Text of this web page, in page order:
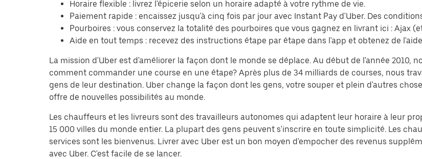
Horaire flexible : livrez l'épicerie selon un horaire adapté à votre rythme de vie.
Paiement rapide : encaissez jusqu'à cinq fois par jour avec Instant Pay d'Uber. Des
Pourboires : vous conservez la totalité des pourboires que vous gagnez en livrant ici : Ajax
Aide en tout temps : recevez des instructions étape par étape dans l'app et obtenez de
La mission d'Uber est d'améliorer la façon dont le monde se déplace. Au début de l'année 2010,
comment commander une course en une étape? Après plus de 34 milliards de courses, nous
gens de leur destination. Uber change la façon dont les gens, votre souper et plein d'autres
offre de nouvelles possibilités au monde.
Les chauffeurs et les livreurs sont des travailleurs autonomes qui adaptent leur horaire à leur
15 000 villes du monde entier. La plupart des gens peuvent s'inscrire en toute simplicité. Les
services sont les bienvenus. Livrer avec Uber est un bon moyen d'empocher des revenus
avec Uber. C'est facile de se lancer.